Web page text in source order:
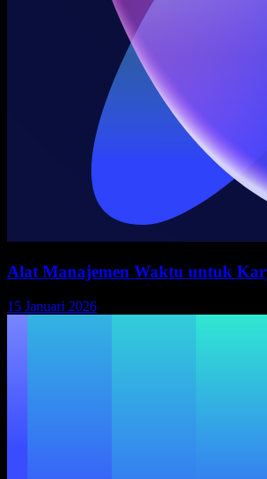
Alat Manajemen Waktu untuk
15 Januari 2026